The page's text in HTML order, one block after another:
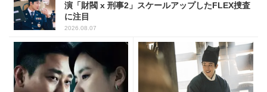
演「財閥 x 刑事2」スケールアップしたFLEX捜査
に注目
2026.08.07